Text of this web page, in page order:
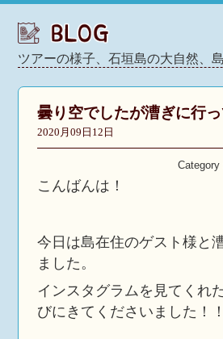
ツアーの様子、石垣島の大自然、
曇り空でしたが漕ぎに行
2020月09日12日
Category
こんばんは！
今日は島在住のゲスト様と
ました。
インスタグラムを見てくれ
びにきてくださいました！！